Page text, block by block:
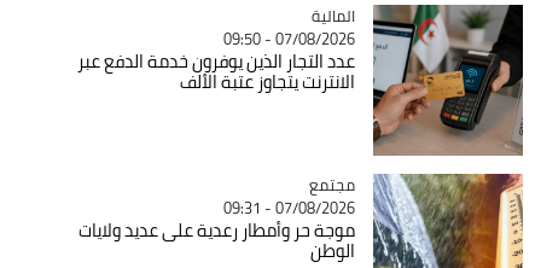
Catégorie
المالية
07/08/2026 - 09:50
عدد التجار الذين يوفرون خدمة الدفع عبر
الانترنت يتجاوز عتبة الألف
Catégorie
مجتمع
07/08/2026 - 09:31
موجة حر وأمطار رعدية على عديد ولايات
الوطن